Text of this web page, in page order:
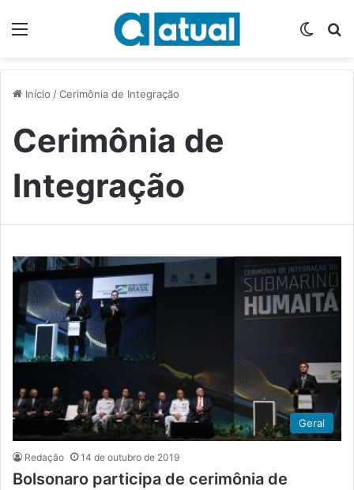
Início /Cerimônia de Integração
Cerimônia de
Integração
Geral
Redação 14 de outubro de 2019
Bolsonaro participa de cerimônia de